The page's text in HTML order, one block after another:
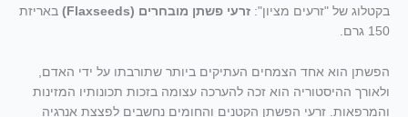
בקטלוג של "זרעים מציון": זרעי פשתן מובחרים (Flaxseeds)
באריזת
150 גרם.
הפשתן הוא אחד הצמחים העתיקים ביותר שתורבתו על ידי האדם,
ולאורך ההיסטוריה הוא זכה להערכה עצומה בזכות תכונותיו המזינות
והמרפאות. זרעי הפשתן הקטנים והחומים נחשבים לפצצת אנרגיה